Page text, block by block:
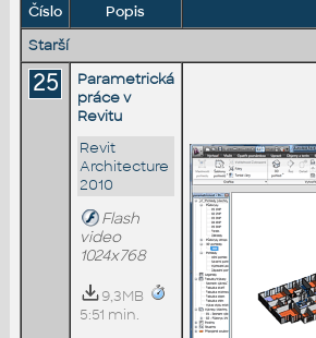
Číslo Popis
Starší
25
Parametrická
práce v
Revitu
Revit
Architecture
2010
Flash
video
1024x768
9,3MB
5:51 min.